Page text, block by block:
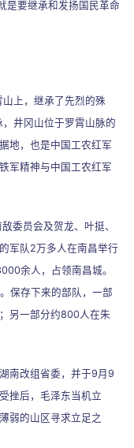
是要继承和发扬国民革命
上，继承了先烈的殊
井冈山位于罗霄山脉的
地，也是中国工农红军
军精神与中国工农红军
委员会及贺龙、叶挺、
军队 2万多人在南昌举行
余人，占领南昌城。
保存下来的部队，一部
另一部分约800人在朱
南改组省委，并于9 月9
挫后，毛泽东当机立
弱的山区寻求立足之